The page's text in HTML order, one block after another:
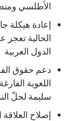
الأطلسي
إعادة هيكلة
الحالية
الدول العربية
دعم حقوق
اللغوية
سليمة لحلّ
إصلاح